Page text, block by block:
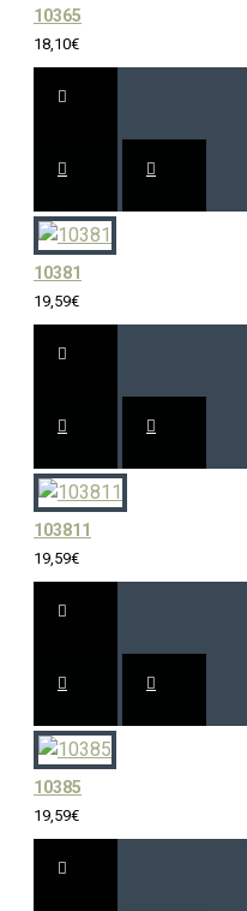
10365
18,10€
10381
19,59€
103811
19,59€
10385
19,59€